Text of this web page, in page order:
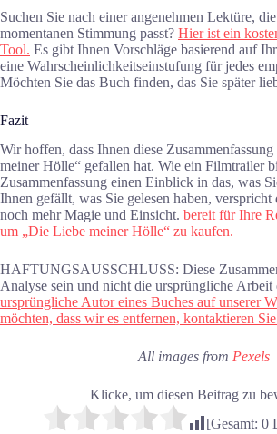
Suchen Sie nach einer angenehmen Lektüre,
momentanen Stimmung passt? Hier ist ein
Tool. Es gibt Ihnen Vorschläge basierend auf
eine Wahrscheinlichkeitseinstufung für jedes
Möchten Sie das Buch finden, das Sie später
Fazit
Wir hoffen, dass Ihnen diese
meiner Hölle“ gefallen hat. Wie ein Filmtrailer
Zusammenfassung einen Einblick in das, was
Ihnen gefällt, was Sie gelesen haben,
noch mehr Magie und Einsicht. bereit für Ihre
um „Die Liebe meiner Hölle“ zu kaufen.
HAFTUNGSAUSSCHLUSS: Diese
Analyse sein und nicht die ursprüngliche Arbeit
ursprüngliche Autor eines Buches auf unserer
möchten, dass wir es entfernen, kontaktieren
All images from Pexels
Klicke, um diesen Beitrag zu
[Gesamt: 0